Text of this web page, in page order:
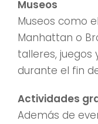
Museos
Museos como
Manhattan o
talleres, juegos
durante el fin
Actividades
Además de